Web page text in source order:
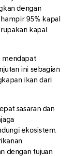
dengan
95% kapal
kapal
mendapat
ini sebagian
ikan dari
sasaran dan
ekosistem.
dengan tujuan